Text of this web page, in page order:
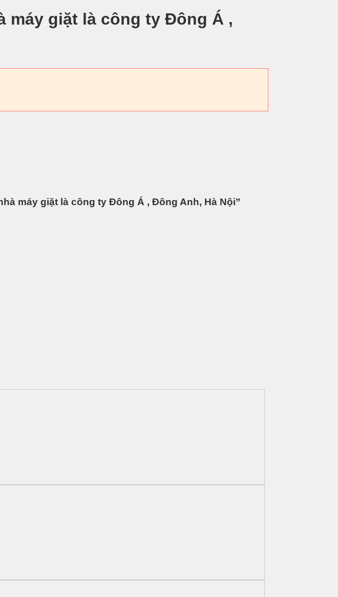
máy giặt là công ty Đông Á ,
máy giặt là công ty Đông Á , Đông Anh, Hà Nội”